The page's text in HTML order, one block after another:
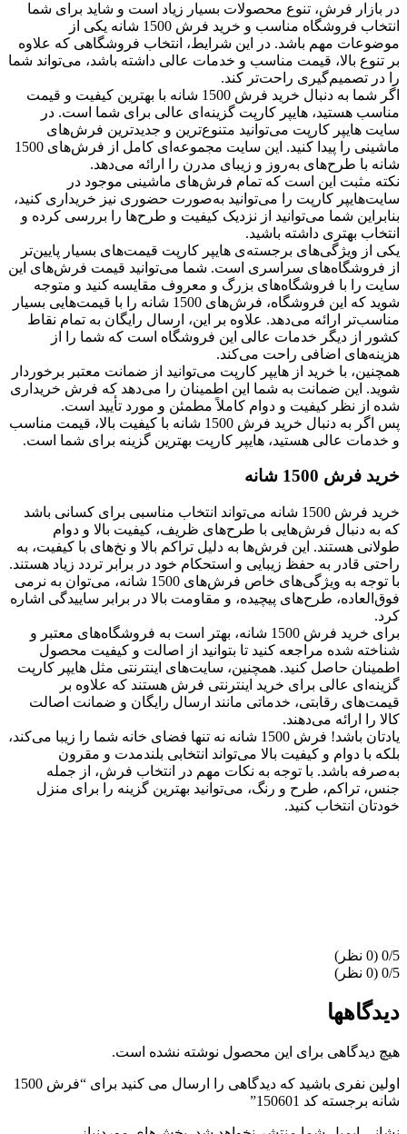
در بازار فرش، تنوع محصولات بسیار زیاد است و شاید برای شما
انتخاب فروشگاه مناسب و خرید فرش 1500 شانه یکی از
موضوعات مهم باشد. در این شرایط، انتخاب فروشگاهی که علاوه
بر تنوع بالا، قیمت مناسب و خدمات عالی داشته باشد، می‌تواند شما
را در تصمیم‌گیری راحت‌تر کند.
اگر شما به دنبال خرید فرش 1500 شانه با بهترین کیفیت و قیمت
مناسب هستید، هایپر کارپت گزینه‌ای عالی برای شما است. در
سایت هایپر کارپت می‌توانید متنوع‌ترین و جدیدترین فرش‌های
ماشینی را پیدا کنید. این سایت مجموعه‌ای کامل از فرش‌های 1500
شانه با طرح‌های به‌روز و زیبای مدرن را ارائه می‌دهد.
نکته مثبت این است که تمام فرش‌های ماشینی موجود در
سایت‌هایپر کارپت را می‌توانید به‌صورت حضوری نیز خریداری کنید،
بنابراین شما می‌توانید از نزدیک کیفیت و طرح‌ها را بررسی کرده و
انتخاب بهتری داشته باشید.
یکی از ویژگی‌های برجسته‌ی هایپر کارپت قیمت‌های بسیار پایین‌تر
از فروشگاه‌های سراسری است. شما می‌توانید قیمت فرش‌های این
سایت را با فروشگاه‌های بزرگ و معروف مقایسه کنید و متوجه
شوید که این فروشگاه، فرش‌های 1500 شانه را با قیمت‌هایی بسیار
مناسب‌تر ارائه می‌دهد. علاوه بر این، ارسال رایگان به تمام نقاط
کشور از دیگر خدمات عالی این فروشگاه است که شما را از
هزینه‌های اضافی راحت می‌کند.
همچنین، با خرید از هایپر کارپت می‌توانید از ضمانت معتبر برخوردار
شوید. این ضمانت به شما این اطمینان را می‌دهد که فرش خریداری
شده از نظر کیفیت و دوام کاملاً مطمئن و مورد تأیید است.
پس اگر به دنبال خرید فرش 1500 شانه با کیفیت بالا، قیمت مناسب
و خدمات عالی هستید، هایپر کارپت بهترین گزینه برای شما است.
خرید فرش 1500 شانه
خرید فرش 1500 شانه می‌تواند انتخاب مناسبی برای کسانی باشد
که به دنبال فرش‌هایی با طرح‌های ظریف، کیفیت بالا و دوام
طولانی هستند. این فرش‌ها به دلیل تراکم بالا و نخ‌های با کیفیت، به
راحتی قادر به حفظ زیبایی و استحکام خود در برابر تردد زیاد هستند.
با توجه به ویژگی‌های خاص فرش‌های 1500 شانه، می‌توان به نرمی
فوق‌العاده، طرح‌های پیچیده، و مقاومت بالا در برابر ساییدگی اشاره
کرد.
برای خرید فرش 1500 شانه، بهتر است به فروشگاه‌های معتبر و
شناخته شده مراجعه کنید تا بتوانید از اصالت و کیفیت محصول
اطمینان حاصل کنید. همچنین، سایت‌های اینترنتی مثل هایپر کارپت
گزینه‌ای عالی برای خرید اینترنتی فرش هستند که علاوه بر
قیمت‌های رقابتی، خدماتی مانند ارسال رایگان و ضمانت اصالت
کالا را ارائه می‌دهند.
یادتان باشد! فرش 1500 شانه نه تنها فضای خانه شما را زیبا می‌کند،
بلکه با دوام و کیفیت بالا می‌تواند انتخابی بلندمدت و مقرون
به‌صرفه باشد. با توجه به نکات مهم در انتخاب فرش، از جمله
جنس، تراکم، طرح و رنگ، می‌توانید بهترین گزینه را برای منزل
خودتان انتخاب کنید.
‫0/5
‫0/5
دیدگاهها
هیچ دیدگاهی برای این محصول نوشته نشده است.
اولین نفری باشید که دیدگاهی را ارسال می کنید برای “فرش 1500
شانه برجسته کد 150601”